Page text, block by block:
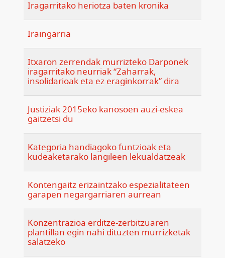
Iragarritako heriotza baten kronika
Iraingarria
Itxaron zerrendak murrizteko Darponek
iragarritako neurriak “Zaharrak,
insolidarioak eta ez eraginkorrak” dira
Justiziak 2015eko kanosoen auzi-eskea
gaitzetsi du
Kategoria handiagoko funtzioak eta
kudeaketarako langileen lekualdatzeak
Kontengaitz erizaintzako espezialitateen
garapen negargarriaren aurrean
Konzentrazioa erditze-zerbitzuaren
plantillan egin nahi dituzten murrizketak
salatzeko